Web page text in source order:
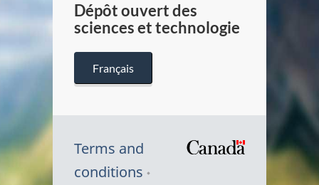
Dépôt ouvert des
sciences et technologie
Français
Terms and
conditions